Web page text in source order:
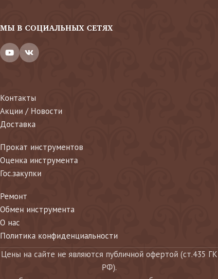
МЫ В СОЦИАЛЬНЫХ СЕТЯХ
Контакты
Акции / Новости
Доставка
Прокат инструментов
Оценка инструмента
Гос.закупки
Ремонт
Обмен инструмента
О нас
Политика конфиденциальности
Цены на сайте не являются публичной офертой (ст.435 ГК
РФ).